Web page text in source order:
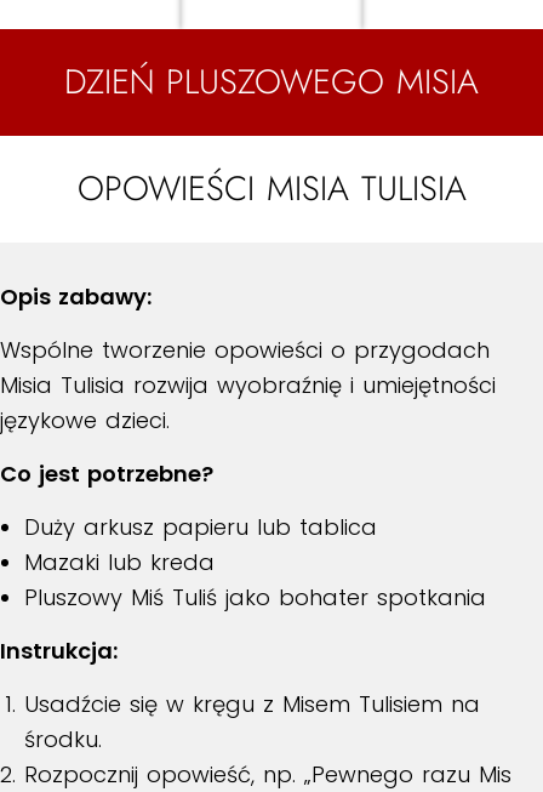
DZIEŃ PLUSZOWEGO MISIA
OPOWIEŚCI MISIA TULISIA
Opis zabawy:
Wspólne tworzenie opowieści o przygodach
Misia Tulisia rozwija wyobraźnię i umiejętności
językowe dzieci.
Co jest potrzebne?
Duży arkusz papieru lub tablica
Mazaki lub kreda
Pluszowy Miś Tuliś jako bohater spotkania
Instrukcja:
Usadźcie się w kręgu z Misem Tulisiem na
środku.
Rozpocznij opowieść, np. „Pewnego razu Mis